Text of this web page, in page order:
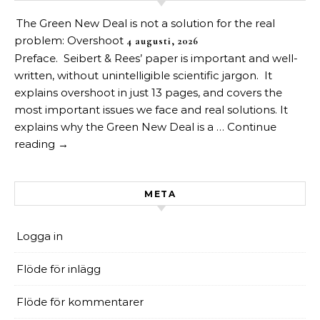
The Green New Deal is not a solution for the real
problem: Overshoot 4 augusti, 2026
Preface. Seibert & Rees’ paper is important and well-
written, without unintelligible scientific jargon. It
explains overshoot in just 13 pages, and covers the
most important issues we face and real solutions. It
explains why the Green New Deal is a … Continue
reading →
META
Logga in
Flöde för inlägg
Flöde för kommentarer